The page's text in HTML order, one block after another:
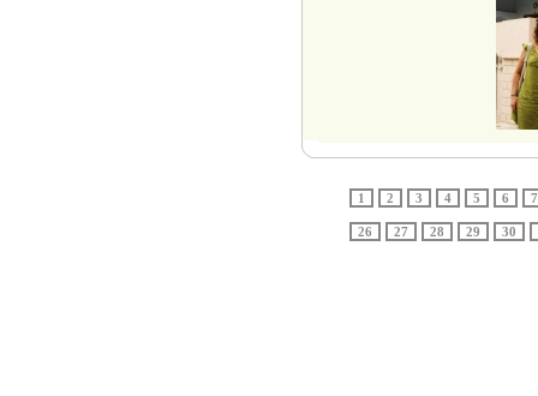
1 2 3 4 5 6 7
26 27 28 29 30